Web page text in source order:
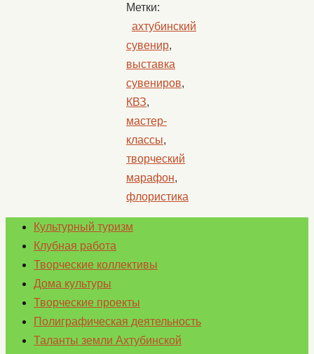
Метки:
ахтубинский
сувенир,
выставка
сувениров,
КВЗ,
мастер-
классы,
творческий
марафон,
флористика
Культурный туризм
Клубная работа
Творческие коллективы
Дома культуры
Творческие проекты
Полиграфическая деятельность
Таланты земли Ахтубинской